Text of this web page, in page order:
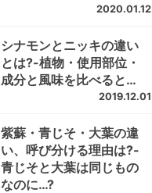
2020.01.12
シナモンとニッキの違い
とは?-植物・使用部位・
成分と風味を比べると…
2019.12.01
紫蘇・青じそ・大葉の違
い、呼び分ける理由は?-
青じそと大葉は同じもの
なのに…?